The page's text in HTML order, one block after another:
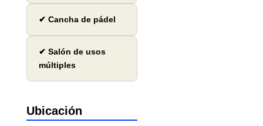
✔ Cancha de pádel
✔ Salón de usos
múltiples
Ubicación